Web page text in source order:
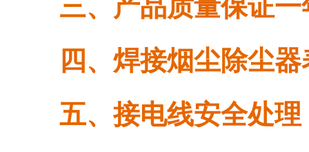
三、产品质量保证一
四、焊接烟尘除尘器
五、接电线安全处理